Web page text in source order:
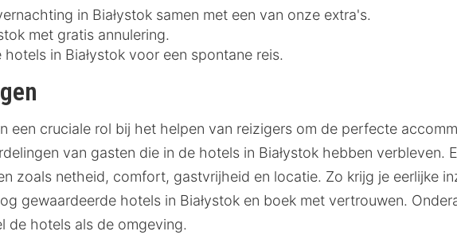
in Białystok samen met een van onze extra's.
met gratis annulering.
in Białystok voor een spontane reis.
een cruciale rol bij het helpen van reizigers om de perfecte
van gasten die in de hotels in Białystok hebben verbleven.
zoals netheid, comfort, gastvrijheid en locatie. Zo krijg je eerlijke
gewaardeerde hotels in Białystok en boek met vertrouwen.
de hotels als de omgeving.